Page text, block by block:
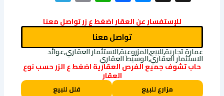
Link
للإستفسار عن العقار اضغط ع زر تواصل معنا
تواصل معنا
عمارة تجارية,للبيع,المزروعية,الاستثمار العقاري,عوائد
الاستثمار العقاري,الوسيط العقاري
حاب تشوف جميع الفرص العقارية اضغط ع الزر حسب نوع
العقار
مزارع للبيع فلل للبيع